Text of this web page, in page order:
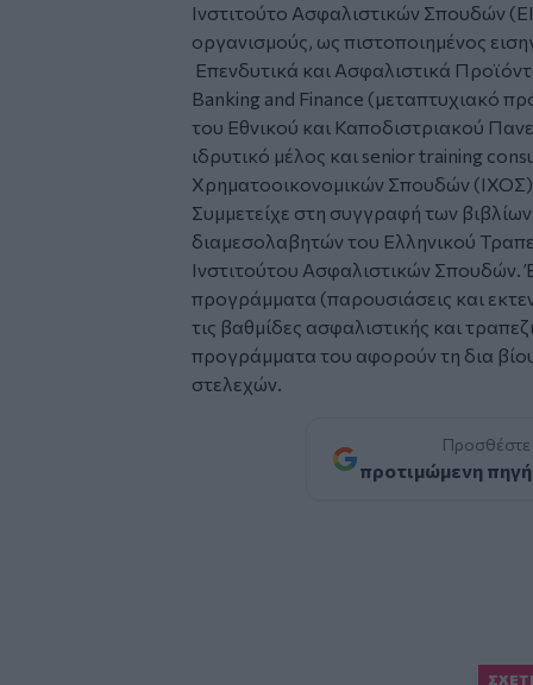
Ινστιτούτο Ασφαλιστικών Σπουδών
οργανισμούς, ως πιστοποιημένος
Επενδυτικά και Ασφαλιστικά
Banking and Finance (μεταπτυχιακό
του Εθνικού και Καποδιστριακού
ιδρυτικό μέλος και senior training
Χρηματοοικονομικών Σπουδών
Συμμετείχε στη συγγραφή των
διαμεσολαβητών του Ελληνικού
Ινστιτούτου Ασφαλιστικών Σπουδών.
προγράμματα (παρουσιάσεις και
τις βαθμίδες ασφαλιστικής και
προγράμματα του αφορούν τη δια
στελεχών.
Προσθέστε
προτιμώμενη